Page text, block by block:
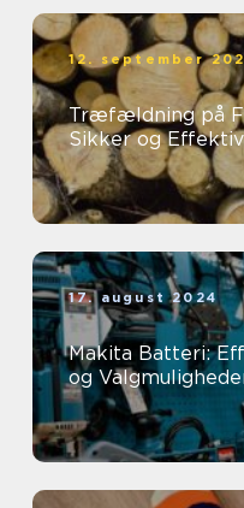
12. september
Træfældning på
Sikker og
17. august 2024
Makita Batteri:
og